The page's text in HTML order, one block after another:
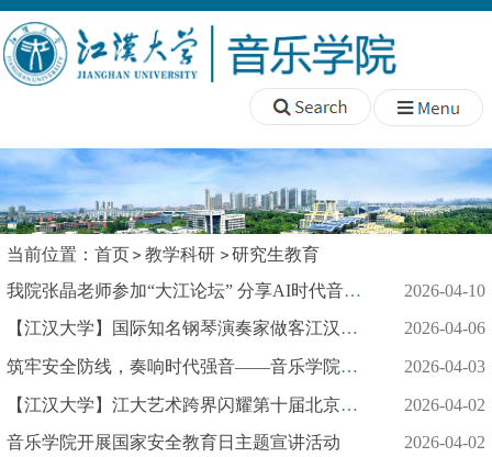
当前位置： 首页 教学科研
研究生教育
我院张晶老师参加“大江论坛” 分享AI时代音乐创作前沿思考
2026-04-10
【江汉大学】国际知名钢琴演奏家做客江汉大讲坛 2026-04-06
筑牢安全防线，奏响时代强音——音乐学院国家安全主题班会全覆盖 2026-04-03
【江汉大学】江大艺术跨界闪耀第十届北京国际美术双年展 2026-04-02
音乐学院开展国家安全教育日主题宣讲活动 2026-04-02